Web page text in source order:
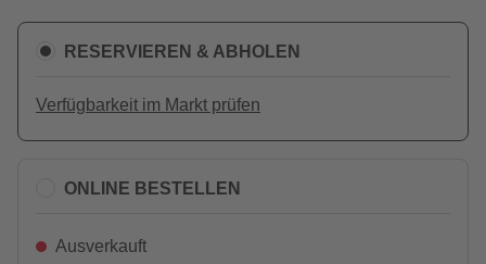
RESERVIEREN & ABHOLEN
Verfügbarkeit im Markt prüfen
ONLINE BESTELLEN
Ausverkauft